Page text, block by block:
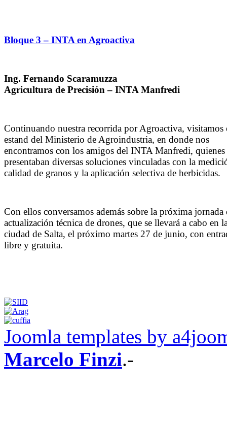
Bloque 3 – INTA en Agroactiva
Ing. Fernando Scaramuzza
Agricultura de Precisión – INTA Manfredi
Continuando nuestra recorrida por Agroactiva, visitamos
estand del Ministerio de Agroindustria, en donde nos
encontramos con los amigos del INTA Manfredi, quienes
presentaban diversas soluciones vinculadas con la
calidad de granos y la aplicación selectiva de herbicidas.
Con ellos conversamos además sobre la próxima jornada
actualización técnica de drones, que se llevará a cabo en
ciudad de Salta, el próximo martes 27 de junio, con
libre y gratuita.
Joomla templates by
Marcelo Finzi.-